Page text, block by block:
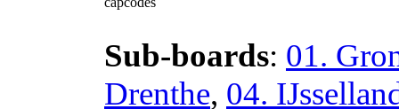
Sub-boards: 01.
Drenthe, 04.